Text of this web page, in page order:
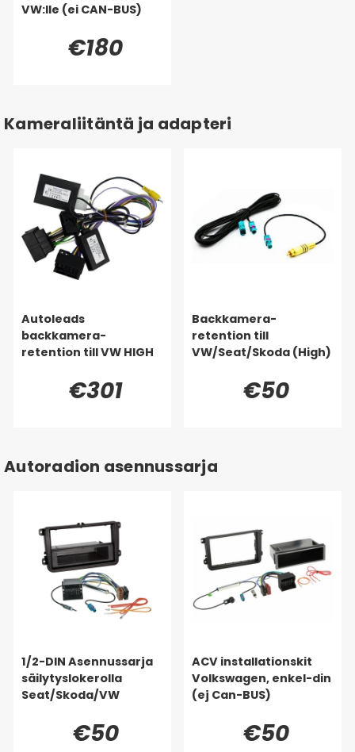
VW:lle (ei CAN-BUS)
€180
Kameraliitäntä ja adapteri
Autoleads
backkamera-
retention till VW HIGH
€301
Backkamera-
retention till
VW/Seat/Skoda (High)
€50
Autoradion asennussarja
1/2-DIN Asennussarja
säilytyslokerolla
Seat/Skoda/VW
€50
ACV installationskit
Volkswagen, enkel-din
(ej Can-BUS)
€50